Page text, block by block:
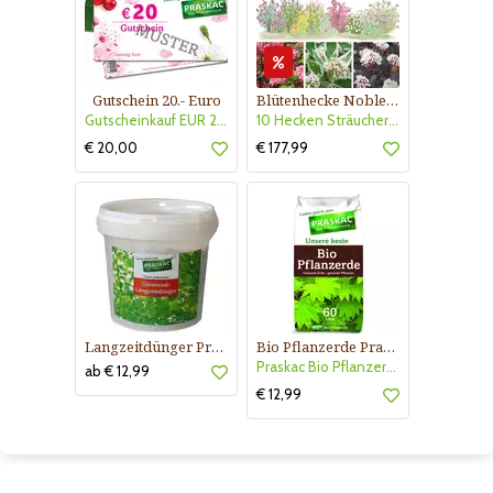
Gutschein 20.- Euro
Gutscheinkauf EUR 20.-
€ 20,00
Blütenhecke Nobless-Kollektion Nr. 402
10 Hecken Sträucher - für 10 lfm Blütenhecke - Blühend März - Oktober
€ 177,99
Langzeitdünger Praskac
ab € 12,99
Bio Pflanzerde Praskac
Praskac Bio Pflanzerde
€ 12,99